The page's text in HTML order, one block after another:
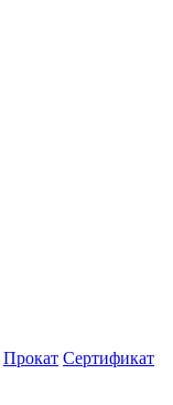
Прокат Сертификат